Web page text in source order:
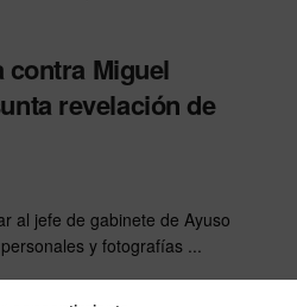
contra Miguel
revelación de
al jefe de gabinete de Ayuso
y fotografías ...